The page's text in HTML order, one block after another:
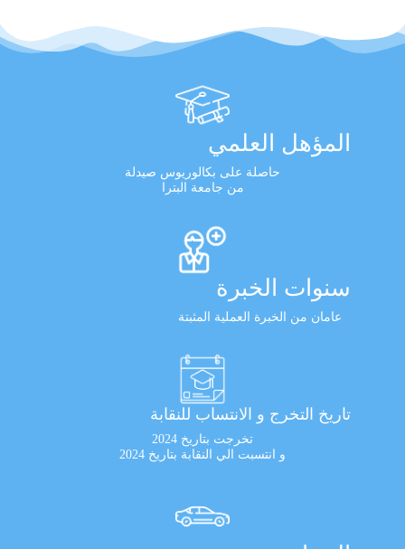
المؤهل العلمي
حاصلة على بكالوريوس صيدلة
من جامعة البترا
سنوات الخبرة
عامان من الخبرة العملية المثبتة
تاريخ التخرج و الانتساب للنقابة
تخرجت بتاريخ 2024
و انتسبت الي النقابة بتاريخ 2024